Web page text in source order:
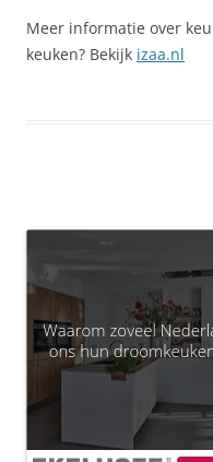
Meer informatie over
keuken? Bekijk izaa.nl